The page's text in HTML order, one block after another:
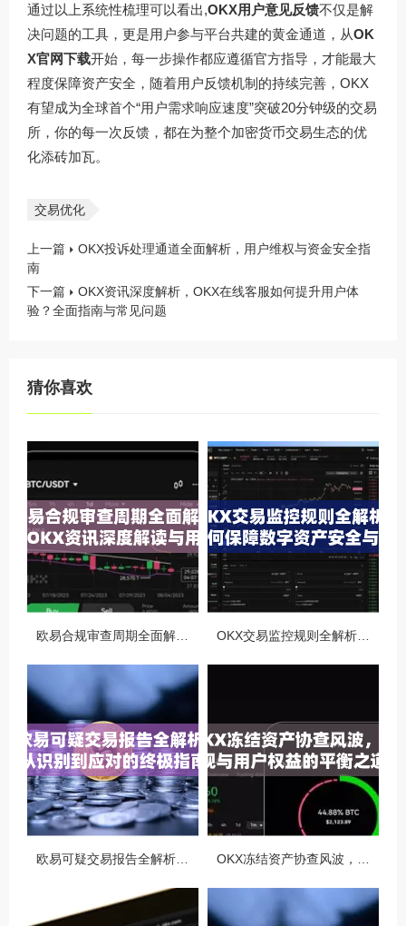
通过以上系统性梳理可以看出,OKX用户意见反馈不仅是解
决问题的工具，更是用户参与平台共建的黄金通道，从OK
X官网下载开始，每一步操作都应遵循官方指导，才能最大
程度保障资产安全，随着用户反馈机制的持续完善，OKX
有望成为全球首个“用户需求响应速度”突破20分钟级的交易
所，你的每一次反馈，都在为整个加密货币交易生态的优
化添砖加瓦。
交易优化
上一篇
OKX投诉处理通道全面解析，用户维权与资金安全指
南
下一篇
OKX资讯深度解析，OKX在线客服如何提升用户体
验？全面指南与常见问题
猜你喜欢